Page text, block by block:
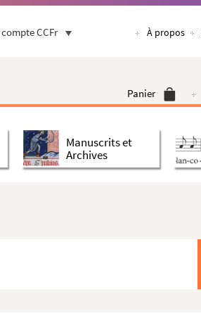
CCFr À propos
Panier
Manuscrits et
Archives